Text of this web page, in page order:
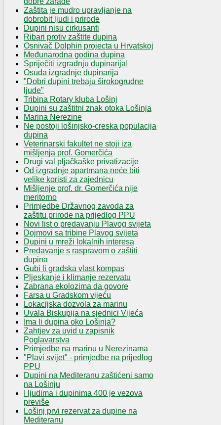
Zaštita je mudro upravljanje na
dobrobit ljudi i prirode
Dupini nisu cirkusanti
Ribari protiv zaštite dupina
Osnivač Dolphin projecta u Hrvatskoj
Međunarodna godina dupina
Spriječiti izgradnju dupinarija!
Osuda izgradnje dupinarija
"Dobri dupini trebaju širokogrudne
ljude"
Tribina Rotary kluba Lošinj
Dupini su zaštitni znak otoka Lošinja
Marina Nerezine
Ne postoji lošinjsko-creska populacija
dupina
Veterinarski fakultet ne stoji iza
mišljenja prof. Gomerčića
Drugi val pljačkaške privatizacije
Od izgradnje apartmana neće biti
velike koristi za zajednicu
Mišljenje prof. dr. Gomerčića nije
meritorno
Primjedbe Državnog zavoda za
zaštitu prirode na prijedlog PPU
Novi list o predavanju Plavog svijeta
Dojmovi sa tribine Plavog svijeta
Dupini u mreži lokalnih interesa
Predavanje s raspravom o zaštiti
dupina
Gubi li gradska vlast kompas
Pljeskanje i klimanje rezervatu
Zabrana ekolozima da govore
Farsa u Gradskom vijeću
Lokacijska dozvola za marinu
Uvala Biskupija na sjednici Vijeća
Ima li dupina oko Lošinja?
Zahtjev za uvid u zapisnik
Poglavarstva
Primjedbe na marinu u Nerezinama
"Plavi svijet" - primjedbe na prijedlog
PPU
Dupini na Mediteranu zaštićeni samo
na Lošinju
I ljudima i dupinima 400 je vezova
previše
Lošinj prvi rezervat za dupine na
Mediteranu